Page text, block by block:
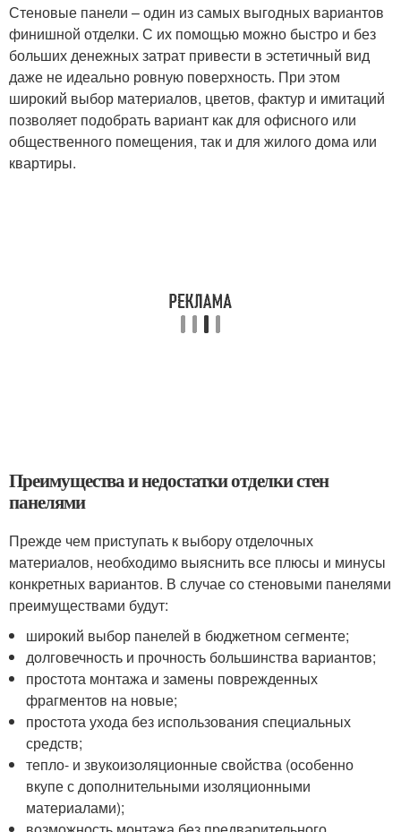
Стеновые панели – один из самых выгодных вариантов
финишной отделки. С их помощью можно быстро и без
больших денежных затрат привести в эстетичный вид
даже не идеально ровную поверхность. При этом
широкий выбор материалов, цветов, фактур и имитаций
позволяет подобрать вариант как для офисного или
общественного помещения, так и для жилого дома или
квартиры.
Преимущества и недостатки отделки стен
панелями
Прежде чем приступать к выбору отделочных
материалов, необходимо выяснить все плюсы и минусы
конкретных вариантов. В случае со стеновыми панелями
преимуществами будут:
широкий выбор панелей в бюджетном сегменте;
долговечность и прочность большинства вариантов;
простота монтажа и замены поврежденных
фрагментов на новые;
простота ухода без использования специальных
средств;
тепло- и звукоизоляционные свойства (особенно
вкупе с дополнительными изоляционными
материалами);